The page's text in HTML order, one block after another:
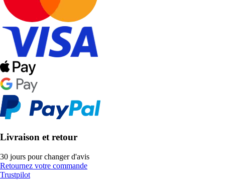
Livraison et retour
30 jours pour changer d'avis
Retournez votre commande
Trustpilot